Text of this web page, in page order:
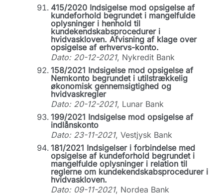
415/2020 Indsigelse mod opsigelse af
kundeforhold begrundet i mangelfulde
oplysninger i henhold til
kundekendskabsprocedurer i
hvidvaskloven. Afvisning af klage over
opsigelse af erhvervs-konto.
Dato: 20-12-2021, Nykredit Bank
158/2021 Indsigelse mod opsigelse af
Nemkonto begrundet i utilstrækkelig
økonomisk gennemsigtighed og
hvidvaskregler
Dato: 20-12-2021, Lunar Bank
199/2021 Indsigelse mod opsigelse af
indlånskonto
Dato: 23-11-2021, Vestjysk Bank
181/2021 Indsigelser i forbindelse med
opsigelse af kundeforhold begrundet i
mangelfulde oplysninger i relation til
reglerne om kundekendskabsprocedurer i
hvidvaskloven.
Dato: 09-11-2021, Nordea Bank